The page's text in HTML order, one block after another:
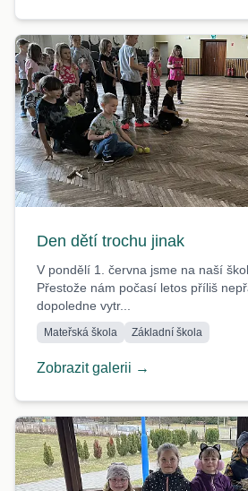
Den dětí trochu jinak
V pondělí 1. června jsme na naší
Přestože nám počasí letos příliš
dopoledne vytr...
Mateřská škola Základní škola
Zobrazit galerii →